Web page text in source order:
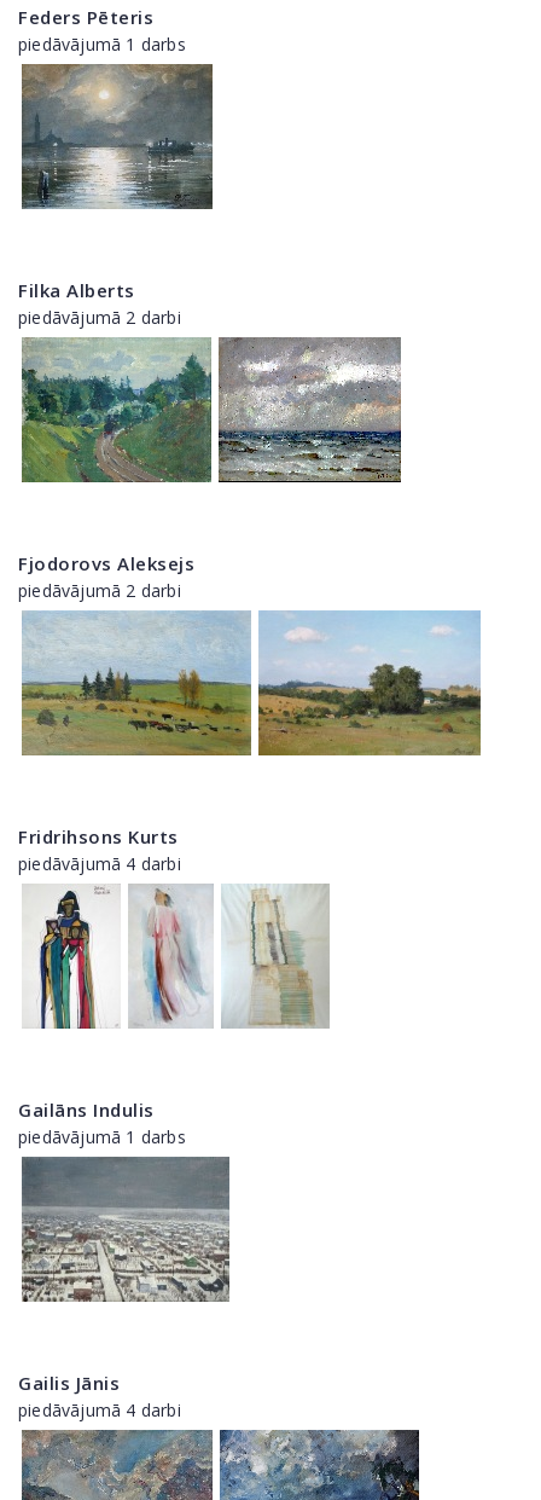
Feders Pēteris
piedāvājumā 1 darbs
Filka Alberts
piedāvājumā 2 darbi
Fjodorovs Aleksejs
piedāvājumā 2 darbi
Fridrihsons Kurts
piedāvājumā 4 darbi
Gailāns Indulis
piedāvājumā 1 darbs
Gailis Jānis
piedāvājumā 4 darbi